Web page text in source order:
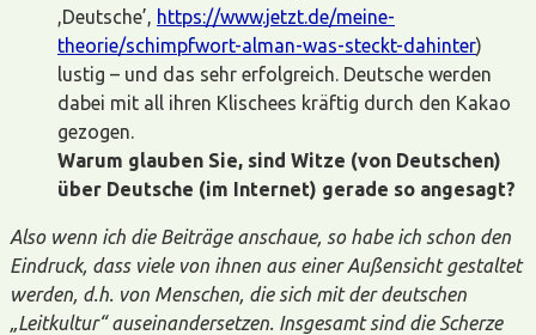
,Deutsche’,
https://www.jetzt.de/meine-
theorie/schimpfwort-alman-was-steckt-dahinter)
lustig – und das sehr erfolgreich. Deutsche werden
dabei mit all ihren Klischees kräftig durch den Kakao
gezogen.
Warum glauben Sie, sind Witze (von Deutschen)
über Deutsche (im Internet) gerade so angesagt?
Also wenn ich die Beiträge anschaue, so habe ich schon den
Eindruck, dass viele von ihnen aus einer Außensicht gestaltet
werden, d.h. von Menschen, die sich mit der deutschen
„Leitkultur“ auseinandersetzen. Insgesamt sind die Scherze